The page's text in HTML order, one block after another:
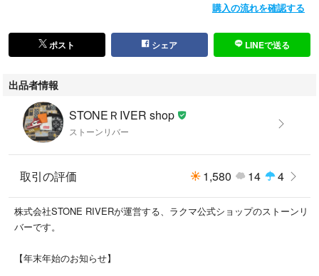
購入の流れを確認する
ポスト シェア LINEで送る
出品者情報
STONEＲIVER shop
ストーンリバー
取引の評価 1,580 14 4
株式会社STONE RIVERが運営する、ラクマ公式ショップのストーンリ
バーです。
【年末年始のお知らせ】